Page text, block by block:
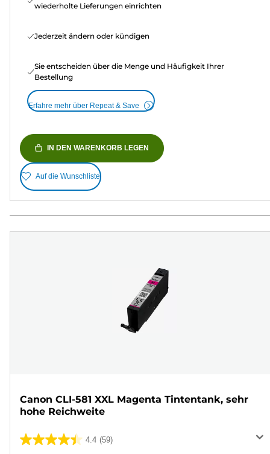
wiederholte Lieferungen einrichten
Jederzeit ändern oder kündigen
Sie entscheiden über die Menge und Häufigkeit Ihrer
Bestellung
Erfahre mehr über Repeat & Save
IN DEN WARENKORB LEGEN
Auf die Wunschliste
Canon CLI-581 XXL Magenta Tintentank, sehr
hohe Reichweite
4.4 (59)
4.4